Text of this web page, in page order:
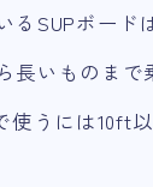
るSUPボード
長いものまで
使うには10ft